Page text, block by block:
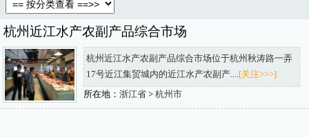
杭州近江水产农副产品综合市场
杭州近江水产农副产品综合市场位于杭州秋涛路一弄
17号近江集贸城内的近江水产农副产.... [关注>>>]
所在地： 浙江省> 杭州市